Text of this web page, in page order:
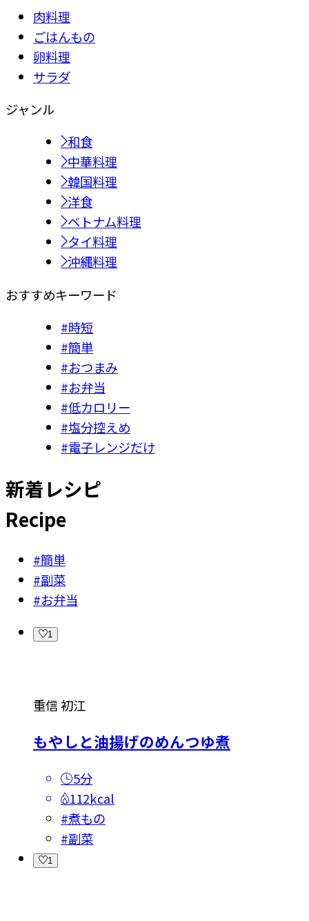
肉料理
ごはんもの
卵料理
サラダ
ジャンル
和食
中華料理
韓国料理
洋食
ベトナム料理
タイ料理
沖縄料理
おすすめキーワード
#時短
#簡単
#おつまみ
#お弁当
#低カロリー
#塩分控えめ
#電子レンジだけ
新着レシピ
Recipe
#簡単
#副菜
#お弁当
1
重信 初江
もやしと油揚げのめんつゆ煮
5分
112kcal
#煮もの
#副菜
1